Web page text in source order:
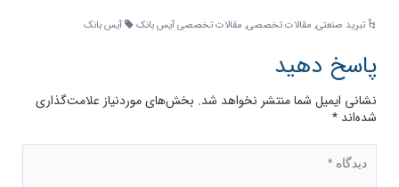
تبرید صنعتی, مقالات تخصصی, مقالات تخصصی آیس بانک آیس بانک
پاسخ دهید
نشانی ایمیل شما منتشر نخواهد شد. بخش‌های موردنیاز علامت‌گذاری
شده‌اند *